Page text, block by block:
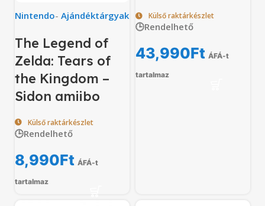
Nintendo- Ajándéktárgyak
The Legend of
Zelda: Tears of
the Kingdom –
Sidon amiibo
Külső raktárkészlet
🕒Rendelhető
8,990Ft ÁFÁ-t
tartalmaz
Külső raktárkészlet
🕒Rendelhető
43,990Ft ÁFÁ-t
tartalmaz